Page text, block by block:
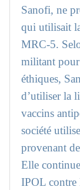
Sanofi, ne
qui utilisait
MRC-5.
militant pour
éthiques,
d’utiliser la
vaccins
société
provenant
Elle
IPOL contre